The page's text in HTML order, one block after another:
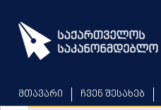
main
content
მთავარი ჩვენ შესახებ